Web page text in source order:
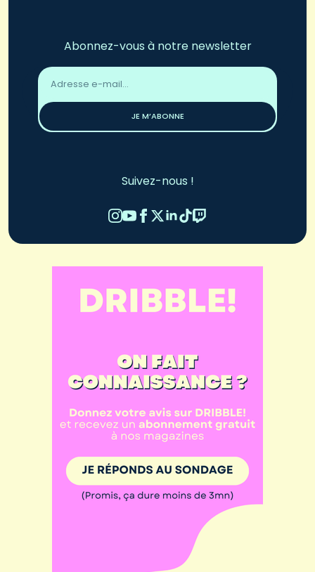
Abonnez-vous à notre newsletter
Adresse
email
JE M’ABONNE
Suivez-nous !